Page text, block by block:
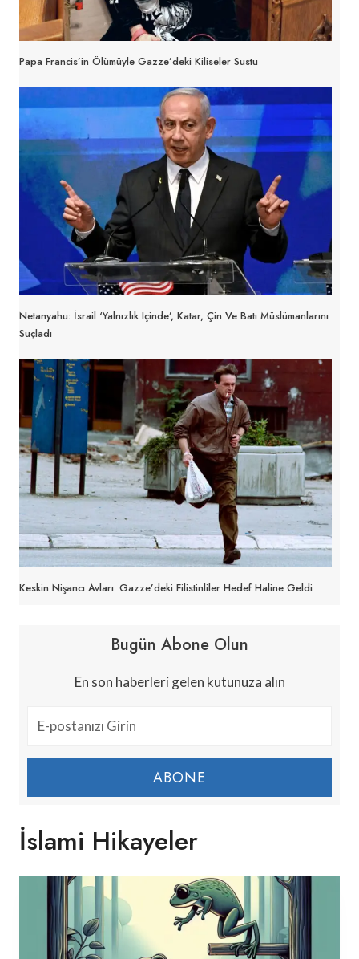
Papa Francis’in Ölümüyle Gazze’deki Kiliseler Sustu
Netanyahu: İsrail ‘yalnızlık Içinde’, Katar, Çin Ve Batı Müslümanlarını
Suçladı
Keskin Nişancı Avları: Gazze’deki Filistinliler Hedef Haline Geldi
Bugün Abone Olun
En son haberleri gelen kutunuza alın
ABONE
İslami Hikayeler